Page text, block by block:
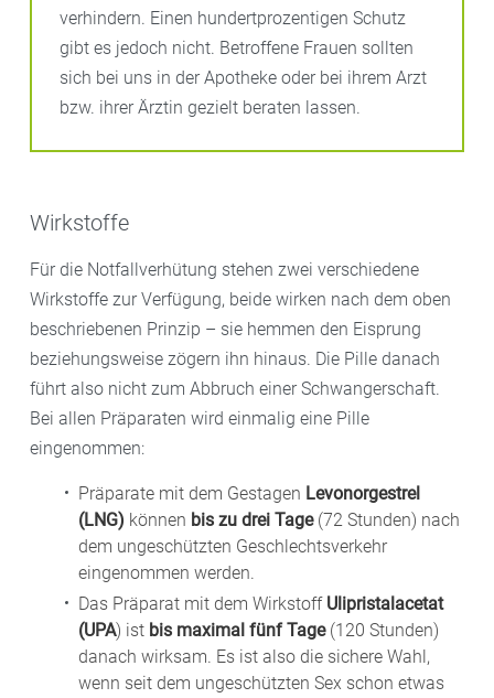
verhindern. Einen hundertprozentigen Schutz
gibt es jedoch nicht. Betroffene Frauen sollten
sich bei uns in der Apotheke oder bei ihrem Arzt
bzw. ihrer Ärztin gezielt beraten lassen.
Wirkstoffe
Für die Notfallverhütung stehen zwei verschiedene
Wirkstoffe zur Verfügung, beide wirken nach dem oben
beschriebenen Prinzip – sie hemmen den Eisprung
beziehungsweise zögern ihn hinaus. Die Pille danach
führt also nicht zum Abbruch einer Schwangerschaft.
Bei allen Präparaten wird einmalig eine Pille
eingenommen:
Präparate mit dem Gestagen Levonorgestrel
(LNG) können bis zu drei Tage(72 Stunden) nach
dem ungeschützten Geschlechtsverkehr
eingenommen werden.
Das Präparat mit dem Wirkstoff Ulipristalacetat
(UPA) ist bis maximal fünf Tage(120 Stunden)
danach wirksam. Es ist also die sichere Wahl,
wenn seit dem ungeschützten Sex schon etwas